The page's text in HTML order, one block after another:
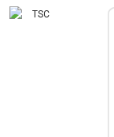
Energija